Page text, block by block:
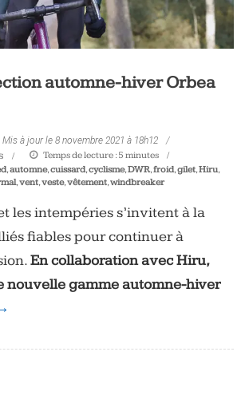
automne-hiver Orbea
Mis à jour le 8 novembre 2021 à 18h12
Temps de lecture : 5 minutes
,automne,cuissard,cyclisme,DWR,froid,gilet,Hiru,
,vent,veste,vêtement,windbreaker
les intempéries s’invitent à la
fiables pour continuer à
En collaboration avec Hiru,
nouvelle gamme automne-hiver